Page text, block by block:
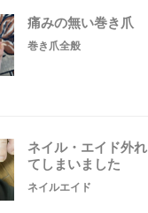
痛みの無い巻き爪
巻き爪全般
ネイル・エイド外れ
てしまいました
ネイルエイド